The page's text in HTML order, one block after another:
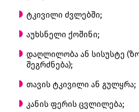
ტკივილი ძვლებში;
აუხსნელი ქოშინი;
დაღლილობა ან სისუსტე
შეგრძნება);
თავის ტკივილი ან გულყრა;
კანის ფერის ცვლილება;